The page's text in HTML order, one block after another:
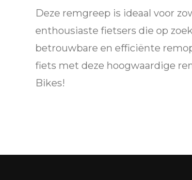
Deze remgreep is ideaal voor
enthousiaste fietsers die op
betrouwbare en efficiënte
fiets met deze hoogwaardige
Bikes!